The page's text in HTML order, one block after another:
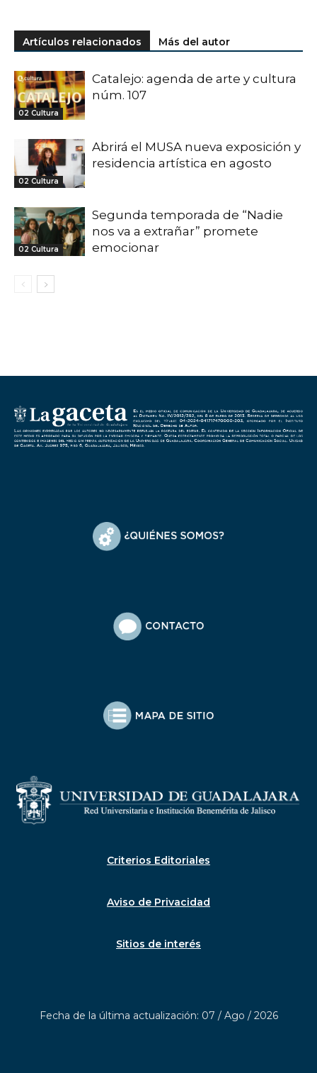
Artículos relacionados Más del autor
02 Cultura
Catalejo: agenda de arte y cultura
núm. 107
02 Cultura
Abrirá el MUSA nueva exposición y
residencia artística en agosto
02 Cultura
Segunda temporada de “Nadie
nos va a extrañar” promete
emocionar
Criterios Editoriales
Aviso de Privacidad
Sitios de interés
Fecha de la última actualización: 07 / Ago / 2026